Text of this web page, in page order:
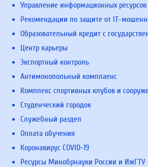
Управление информационных ресурсов
Рекомендации по защите от IT-
Образовательный кредит с
Центр карьеры
Экспортный контроль
Антимонопольный комплаенс
Комплекс спортивных клубов и
Студенческий городок
Служебный раздел
Оплата обучения
Коронавирус COVID-19
Ресурсы Минобрнауки России и ИжГТУ